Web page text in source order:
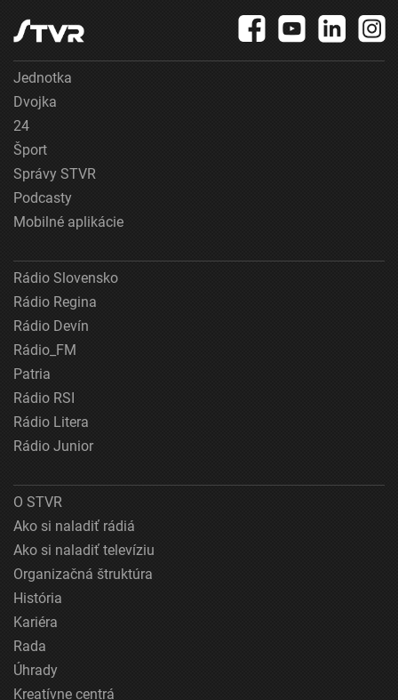
Jednotka
Dvojka
24
Šport
Správy STVR
Podcasty
Mobilné aplikácie
Rádio Slovensko
Rádio Regina
Rádio Devín
Rádio_FM
Patria
Rádio RSI
Rádio Litera
Rádio Junior
O STVR
Ako si naladiť rádiá
Ako si naladiť televíziu
Organizačná štruktúra
História
Kariéra
Rada
Úhrady
Kreatívne centrá